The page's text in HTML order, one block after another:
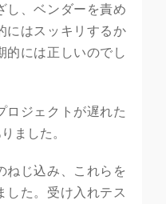
し、ベンダーを責め
にはスッキリするか
的には正しいのでし
ロジェクトが遅れた
ました。
ねじ込み、これらを
した。受け入れテス